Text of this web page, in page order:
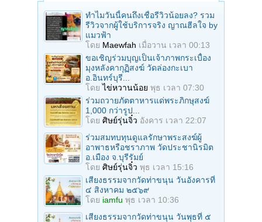
ทำไมวันนี้คนถึงเชื่อรีวิวน้อยลง? รวม
รีวิวจากผู้ใช้บริการจริง ญาณฮีลใจ by
แมวฟ้า
โดย Maewfah เมื่อวาน เวลา 00:13
ขอเชิญร่วมบุญเป็นเจ้าภาพกระเบื้อง
มุงหลังคากุฏิสงฆ์ วัดล่องกะเบา
อ.อินทร์บุรี...
โดยไข่หวานน้อย พุธ เวลา 07:30
ร่วมถวายภัตตาหารแด่พระภิกษุสงฆ์
1,000 กว่ารูป...
โดย ศิษย์รุ่นจิ๋ว อังคาร เวลา 22:07
ร่วมสมทบทุนดูแลรักษาพระสงฆ์ผู้
อาพาธหรือชราภาพ วัดประชานิรมิต
อ.เมือง จ.บุรีรัมย์
โดย ศิษย์รุ่นจิ๋ว พุธ เวลา 15:16
เสียงธรรมจากวัดท่าขนุน วันอังคารที่
๔ สิงหาคม ๒๕๖๙
โดย iamfu พุธ เวลา 10:36
เสียงธรรมจากวัดท่าขนุน วันพุธที่ ๕